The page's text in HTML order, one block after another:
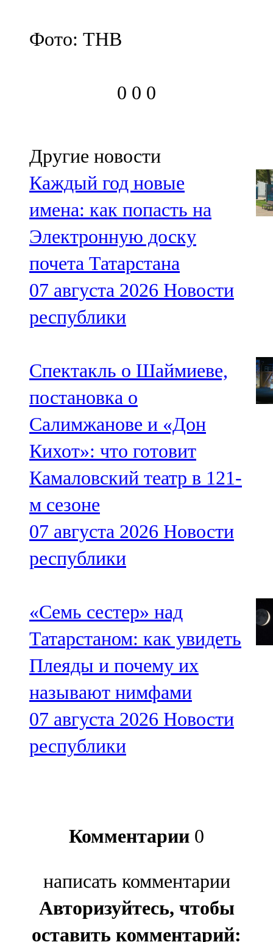
Фото: ТНВ
0 0 0
Другие новости
Каждый год новые
имена: как попасть на
Электронную доску
почета Татарстана
07 августа 2026 Новости
республики
Спектакль о Шаймиеве,
постановка о
Салимжанове и «Дон
Кихот»: что готовит
Камаловский театр в 121-
м сезоне
07 августа 2026 Новости
республики
«Семь сестер» над
Татарстаном: как увидеть
Плеяды и почему их
называют нимфами
07 августа 2026 Новости
республики
Комментарии 0
написать комментарии
Авторизуйтесь, чтобы
оставить комментарий: